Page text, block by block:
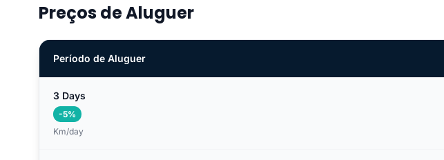
Preços de Aluguer
Período de Aluguer
3 Days
-5%
Km/day